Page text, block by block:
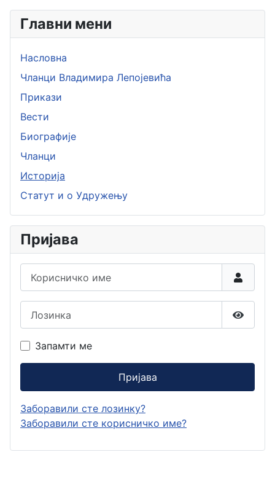
Главни мени
Насловна
Чланци Владимира Лепојевића
Прикази
Вести
Биографије
Чланци
Историја
Статут и о Удружењу
Пријава
Запамти ме
Пријава
Заборавили сте лозинку?
Заборавили сте корисничко име?